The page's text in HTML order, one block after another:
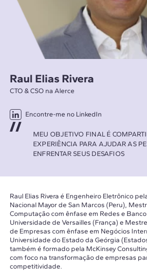
Raul Elias Rivera
CTO & CSO na Alerce
Encontre-me no LinkedIn
MEU OBJETIVO FINAL É
EXPERIÊNCIA PARA AJUDAR AS
ENFRENTAR SEUS DESAFIOS
Raul Elias Rivera é Engenheiro Eletrônico
Nacional Mayor de San Marcos (Peru),
Computação com ênfase em Redes e
Universidade de Versailles (França) e
de Empresas com ênfase em Negócios
Universidade do Estado da Geórgia
também é formado pela McKinsey
com foco na transformação de empresas
competitividade.